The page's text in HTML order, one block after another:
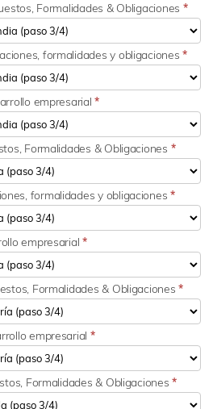
Formalidades & Obligaciones *
formalidades y obligaciones*
empresarial*
Formalidades & Obligaciones *
formalidades y obligaciones*
empresarial*
Formalidades & Obligaciones*
empresarial *
Formalidades & Obligaciones*